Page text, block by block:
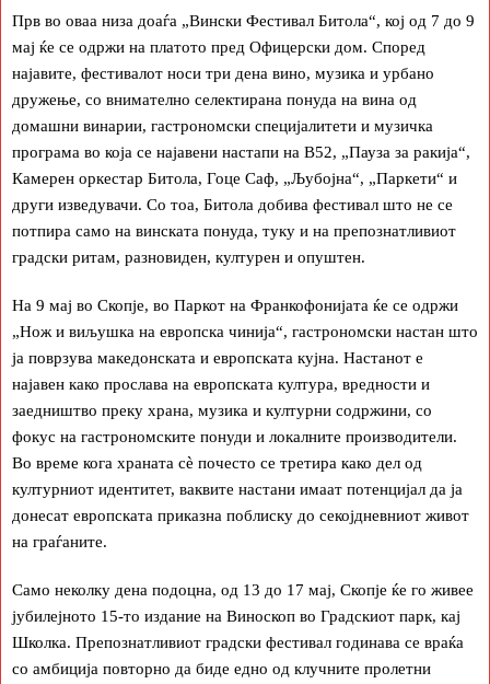
Прв во оваа низа доаѓа „Вински Фестивал Битола“, кој од 7 до 9
мај ќе се одржи на платото пред Офицерски дом. Според
најавите, фестивалот носи три дена вино, музика и урбано
дружење, со внимателно селектирана понуда на вина од
домашни винарии, гастрономски специјалитети и музичка
програма во која се најавени настапи на B52, „Пауза за ракија“,
Камерен оркестар Битола, Гоце Саф, „Љубојна“, „Паркети“ и
други изведувачи. Со тоа, Битола добива фестивал што не се
потпира само на винската понуда, туку и на препознатливиот
градски ритам, разновиден, културен и опуштен.
На 9 мај во Скопје, во Паркот на Франкофонијата ќе се одржи
„Нож и виљушка на европска чинија“, гастрономски настан што
ја поврзува македонската и европската кујна. Настанот е
најавен како прослава на европската култура, вредности и
заедништво преку храна, музика и културни содржини, со
фокус на гастрономските понуди и локалните производители.
Во време кога храната сè почесто се третира како дел од
културниот идентитет, ваквите настани имаат потенцијал да ја
донесат европската приказна поблиску до секојдневниот живот
на граѓаните.
Само неколку дена подоцна, од 13 до 17 мај, Скопје ќе го живее
јубилејното 15-то издание на Виноскоп во Градскиот парк, кај
Школка. Препознатливиот градски фестивал годинава се враќа
со амбиција повторно да биде едно од клучните пролетни